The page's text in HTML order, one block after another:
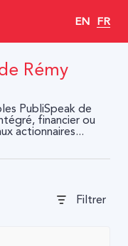
EN FR
Rémy
PubliSpeak de
financier ou
actionnaires...
Filtrer